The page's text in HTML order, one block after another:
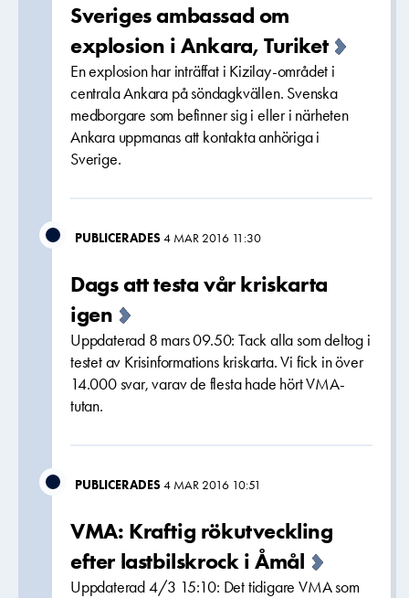
Sveriges ambassad om
explosion i Ankara, Turiket
En explosion har inträffat i Kizilay-området i
centrala Ankara på söndagkvällen. Svenska
medborgare som befinner sig i eller i närheten
Ankara uppmanas att kontakta anhöriga i
Sverige.
PUBLICERADES4 MAR 2016 11:30
Dags att testa vår kriskarta
igen
Uppdaterad 8 mars 09.50: Tack alla som deltog i
testet av Krisinformations kriskarta. Vi fick in över
14.000 svar, varav de flesta hade hört VMA-
tutan.
PUBLICERADES4 MAR 2016 10:51
VMA: Kraftig rökutveckling
efter lastbilskrock i Åmål
Uppdaterad 4/3 15:10: Det tidigare VMA som